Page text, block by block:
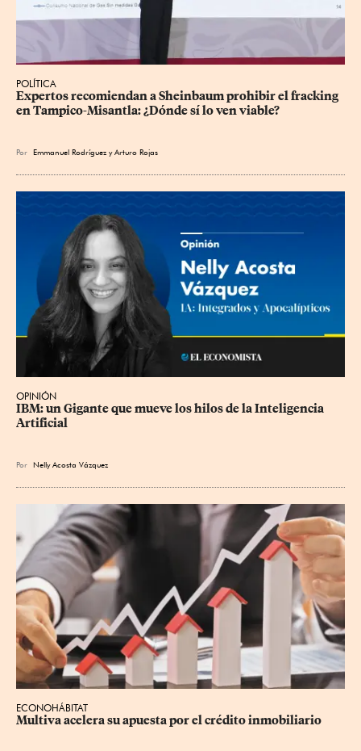
POLÍTICA
Expertos recomiendan a Sheinbaum prohibir el fracking
en Tampico-Misantla: ¿Dónde sí lo ven viable?
Por Emmanuel Rodríguez yArturo Rojas
OPINIÓN
IBM: un Gigante que mueve los hilos de la Inteligencia
Artificial
Por Nelly Acosta Vázquez
ECONOHÁBITAT
Multiva acelera su apuesta por el crédito inmobiliario